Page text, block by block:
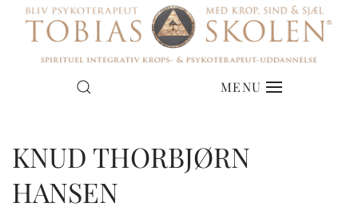
MENU
ER DET DIG?
NYE HOLD I JYLLAND
DATOER FOR OPSTART
KNUD THORBJØRN
HANSEN